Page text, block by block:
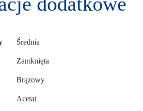
Średnia
Zamknięta
Brązowy
Acetat